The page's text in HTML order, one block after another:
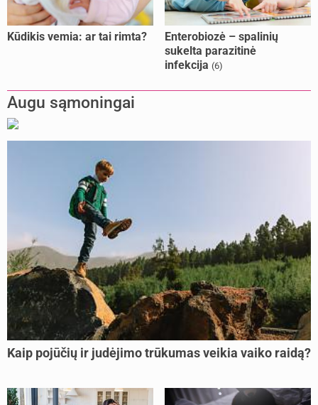
Kūdikis vemia: ar tai rimta?
Enterobiozė – spalinių
sukelta parazitinė
infekcija (6)
Augu sąmoningai
Kaip pojūčių ir judėjimo trūkumas veikia vaiko raidą?